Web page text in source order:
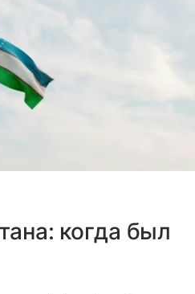
когда был